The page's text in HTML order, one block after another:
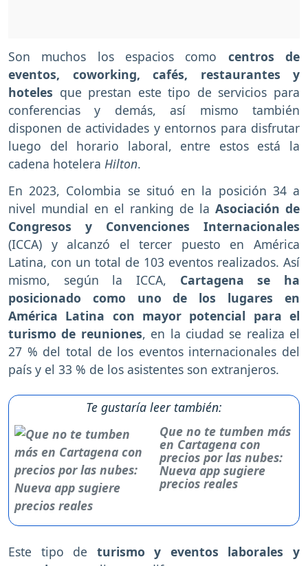
Son muchos los espacios como centros de
eventos, coworking, cafés, restaurantes y
hoteles que prestan este tipo de servicios para
conferencias y demás, así mismo también
disponen de actividades y entornos para disfrutar
luego del horario laboral, entre estos está la
cadena hotelera Hilton.
En 2023, Colombia se situó en la posición 34 a
nivel mundial en el ranking de la Asociación de
Congresos y Convenciones Internacionales
(ICCA) y alcanzó el tercer puesto en América
Latina, con un total de 103 eventos realizados. Así
mismo, según la ICCA, Cartagena se ha
posicionado como uno de los lugares en
América Latina con mayor potencial para el
turismo de reuniones, en la ciudad se realiza el
27 % del total de los eventos internacionales del
país y el 33 % de los asistentes son extranjeros.
Te gustaría leer también:
Que no te tumben más
en Cartagena con
precios por las nubes:
Nueva app sugiere
precios reales
Este tipo de turismo y eventos laborales y